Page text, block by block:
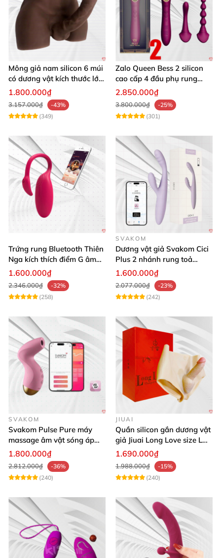
Mông giả nam silicon 6 múi
có dương vật kích thước lớn
cực thật
1.800.000₫
3.157.000₫
-43%
(349)
Zalo Queen Bess 2 silicon
cao cấp 4 đầu phụ rung
nhiệt đa điểm
2.850.000₫
3.800.000₫
-25%
(301)
Trứng rung Bluetooth Thiên
Nga kích thích điểm G âm
vật thay đổi không khí yêu
1.600.000₫
2.346.000₫
-32%
(258)
SVAKOM
Dương vật giả Svakom Cici
Plus 2 nhánh rung toả
nhiệt, điều khiển app
1.600.000₫
2.077.000₫
-23%
(242)
SVAKOM
Svakom Pulse Pure máy
massage âm vật sóng áp
lực điều khiển app cao cấp
1.800.000₫
2.812.000₫
-36%
(240)
JIUAI
Quần silicon gắn dương vật
giả Jiuai Long Love size L
cho nữ les
1.690.000₫
1.988.000₫
-15%
(240)